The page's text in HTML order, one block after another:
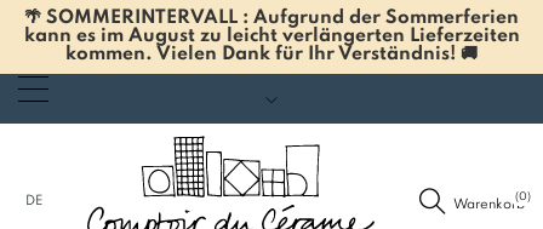
🌴 SOMMERINTERVALL : Aufgrund der Sommerferien
kann es im August zu leicht verlängerten Lieferzeiten
kommen. Vielen Dank für Ihr Verständnis! 🚚
DE Warenkorb
(0)